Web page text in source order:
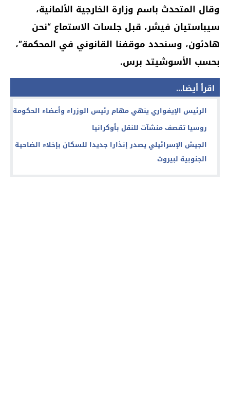
وقال المتحدث باسم وزارة الخارجية الألمانية،
سيباستيان فيشر، قبل جلسات الاستماع “نحن
هادئون، وسنحدد موقفنا القانوني في المحكمة”،
بحسب الأسوشيتد برس.
اقرأ أيضا...
الرئيس الإيفواري ينهي مهام رئيس الوزراء وأعضاء الحكومة
روسيا تقصف منشآت للنقل بأوكرانيا
الجيش الإسرائيلي يصدر إنذارا جديدا للسكان بإخلاء الضاحية
الجنوبية لبيروت